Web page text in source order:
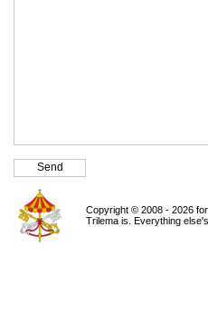
Copyright © 2008 - 2026 for
Trilema is. Everything